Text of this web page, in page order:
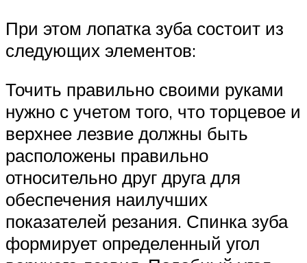
При этом лопатка зуба состоит из
следующих элементов:
Точить правильно своими руками
нужно с учетом того, что торцевое и
верхнее лезвие должны быть
расположены правильно
относительно друг друга для
обеспечения наилучших
показателей резания. Спинка зуба
формирует определенный угол